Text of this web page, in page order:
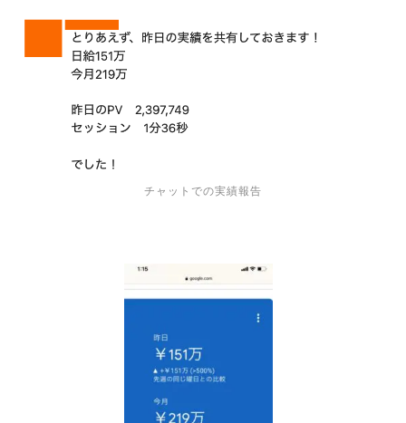
チャットでの実績報告